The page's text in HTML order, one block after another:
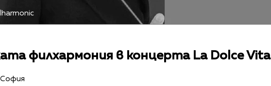
филхармония в концерта La Dolce Vita